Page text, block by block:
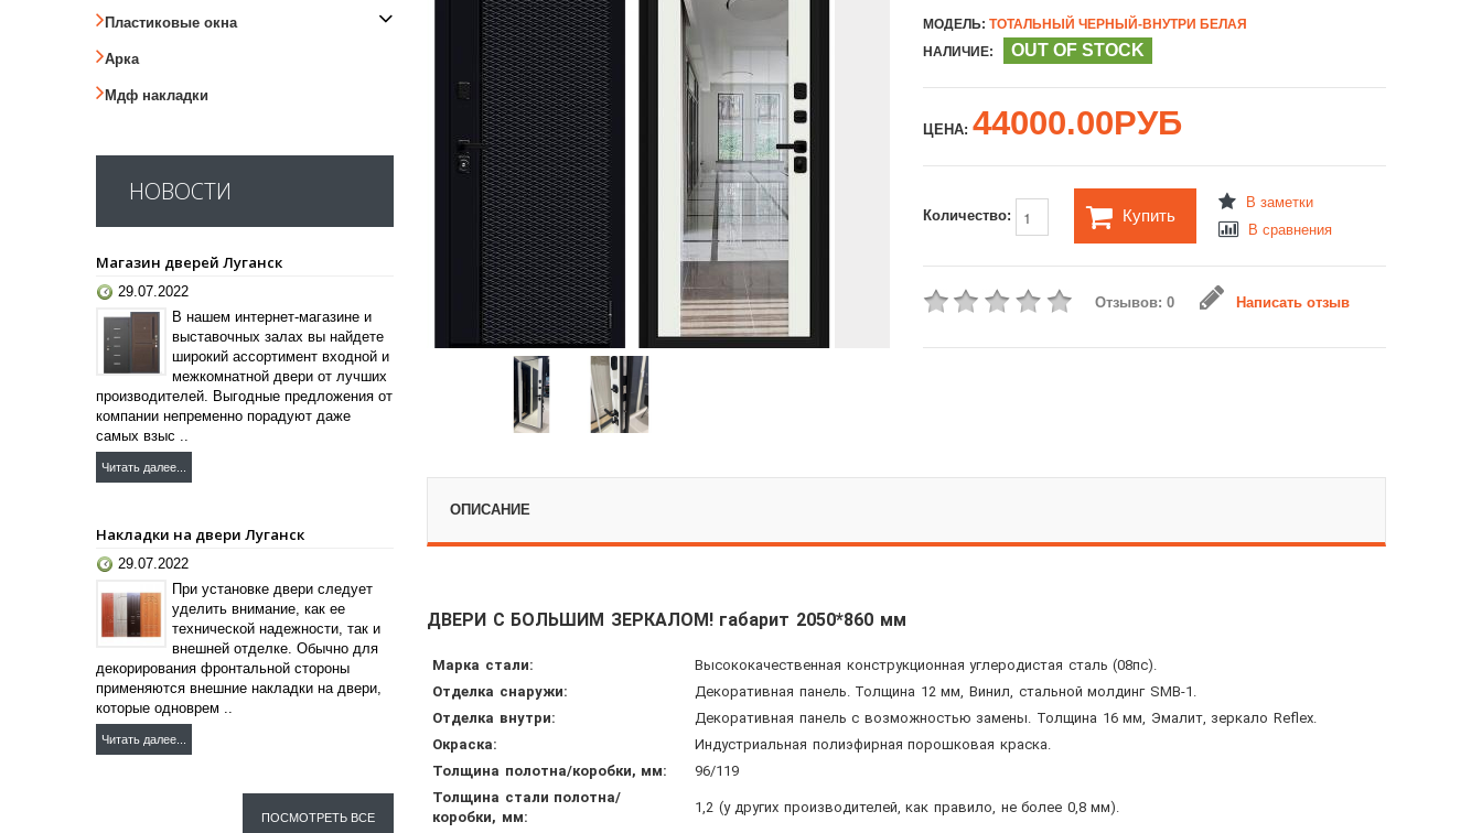
Пластиковые окна
Арка
Мдф накладки
НОВОСТИ
Магазин дверей Луганск
29.07.2022
В нашем интернет-магазине и
выставочных залах вы найдете
широкий ассортимент входной и
межкомнатной двери от лучших
производителей. Выгодные предложения от
компании непременно порадуют даже
самых взыс ..
Читать далее...
Накладки на двери Луганск
29.07.2022
При установке двери следует
уделить внимание, как ее
технической надежности, так и
внешней отделке. Обычно для
декорирования фронтальной стороны
применяются внешние накладки на двери,
которые одноврем ..
Читать далее...
ПОСМОТРЕТЬ ВСЕ
МОДЕЛЬ: ТОТАЛЬНЫЙ ЧЕРНЫЙ-ВНУТРИ БЕЛАЯ
НАЛИЧИЕ:
OUT OF STOCK
ЦЕНА: 44000.00РУБ
Количество: Купить
В заметки
В сравнения
Отзывов: 0 Написать отзыв
ОПИСАНИЕ
ДВЕРИ С БОЛЬШИМ ЗЕРКАЛОМ! габарит 2050*860 мм
Марка стали:
Высококачественная конструкционная углеродистая сталь (08пс).
Отделка снаружи:
Декоративная панель. Толщина 12 мм, Винил, стальной молдинг SMB-1.
Отделка внутри:
Декоративная панель с возможностью замены. Толщина 16 мм, Эмалит, зеркало Reflex.
Окраска:
Индустриальная полиэфирная порошковая краска.
Толщина полотна/коробки, мм:
96/119
Толщина стали полотна/
коробки, мм:
1,2 (у других производителей, как правило, не более 0,8 мм).